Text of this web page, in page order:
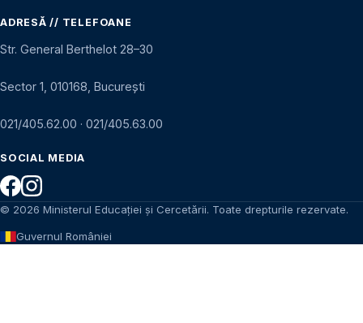
ADRESĂ // TELEFOANE
Str. General Berthelot 28–30
Sector 1, 010168, București
021/405.62.00 · 021/405.63.00
SOCIAL MEDIA
© 2026 Ministerul Educației și Cercetării. Toate drepturile rezervate.
Guvernul României